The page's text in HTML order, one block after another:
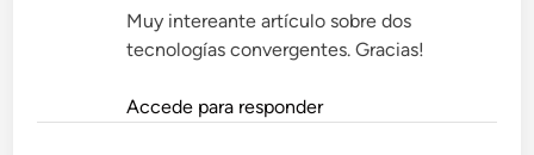
Muy intereante artículo sobre dos
tecnologías convergentes. Gracias!
Accede para responder